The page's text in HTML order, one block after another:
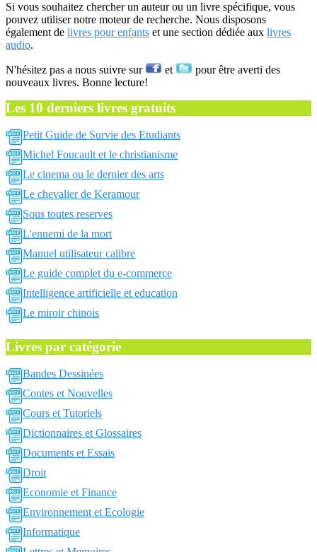
Si vous souhaitez chercher un auteur ou un livre spécifique, vous
pouvez utiliser notre moteur de recherche. Nous disposons
également de livres pour enfants et une section dédiée aux livres
audio.
N'hésitez pas a nous suivre sur et
pour être averti des
nouveaux livres. Bonne lecture!
Les 10 derniers livres gratuits
Petit Guide de Survie des Etudiants
Michel Foucault et le christianisme
Le cinema ou le dernier des arts
Le chevalier de Keramour
Sous toutes reserves
L'ennemi de la mort
Manuel utilisateur calibre
Le guide complet du e-commerce
Intelligence artificielle et education
Le miroir chinois
Livres par catégorie
Bandes Dessinées
Contes et Nouvelles
Cours et Tutoriels
Dictionnaires et Glossaires
Documents et Essais
Droit
Economie et Finance
Environnement et Ecologie
Informatique